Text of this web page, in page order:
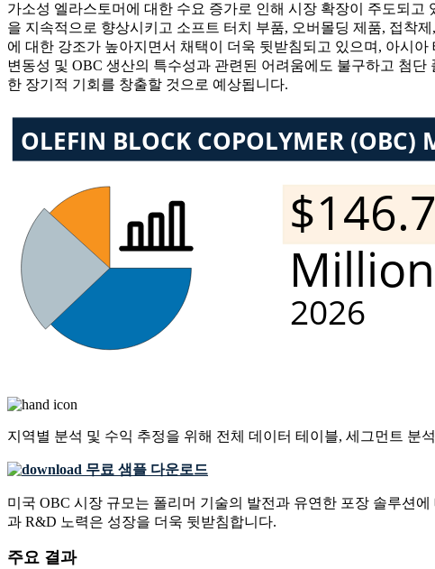
가소성 엘라스토머에 대한 수요 증가로 인해 시장 확장이 주도되
을 지속적으로 향상시키고 소프트 터치 부품, 오버몰딩 제품, 접착
에 대한 강조가 높아지면서 채택이 더욱 뒷받침되고 있으며, 아시
변동성 및 OBC 생산의 특수성과 관련된 어려움에도 불구하고 첨
한 장기적 기회를 창출할 것으로 예상됩니다.
지역별 분석 및 수익 추정을 위해 전체 데이터 테이블, 세그먼트 분
무료 샘플 다운로드
미국 OBC 시장 규모는 폴리머 기술의 발전과 유연한 포장 솔루션
과 R&D 노력은 성장을 더욱 뒷받침합니다.
주요 결과